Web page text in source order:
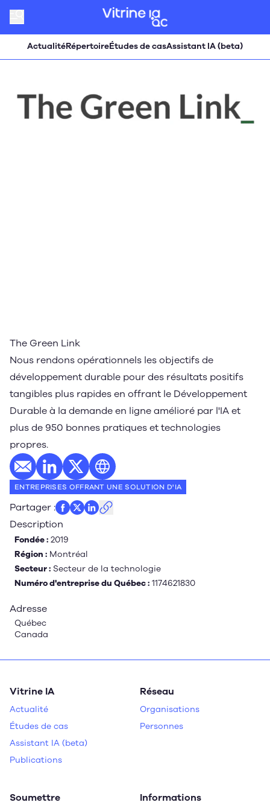
ActualitéRépertoireÉtudes de casAssistant IA (beta)
The Green Link
Nous rendons opérationnels les objectifs de
développement durable pour des résultats positifs
tangibles plus rapides en offrant le Développement
Durable à la demande en ligne amélioré par l'IA et
plus de 950 bonnes pratiques et technologies
propres.
E-mailProfil LinkedIn
Profil Twitter
Site web
ENTREPRISES OFFRANT UNE SOLUTION D'IA
Partager :
Description
Fondée : 2019
Région : Montréal
Secteur : Secteur de la technologie
Numéro d'entreprise du Québec : 1174621830
Adresse
Québec
Canada
Vitrine IA
Actualité
Études de cas
Assistant IA (beta)
Publications
Réseau
Organisations
Personnes
Soumettre Informations